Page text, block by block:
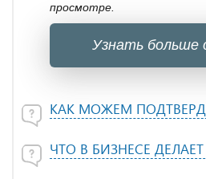
просмотре.
Узнать больше
КАК МОЖЕМ
ЧТО В БИЗНЕСЕ